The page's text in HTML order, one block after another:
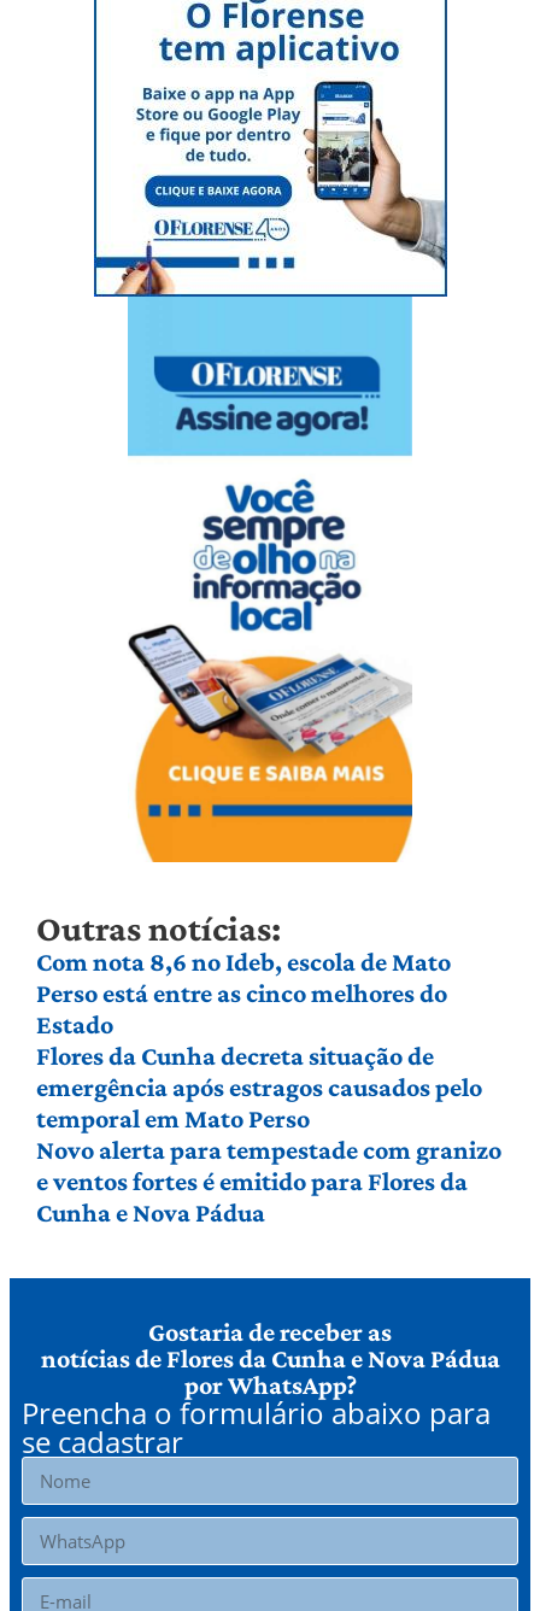
Outras notícias:
Com nota 8,6 no Ideb, escola de Mato
Perso está entre as cinco melhores do
Estado
Flores da Cunha decreta situação de
emergência após estragos causados pelo
temporal em Mato Perso
Novo alerta para tempestade com granizo
e ventos fortes é emitido para Flores da
Cunha e Nova Pádua
Gostaria de receber as
notícias de Flores da Cunha e Nova Pádua
por WhatsApp?
Preencha o formulário abaixo para
se cadastrar